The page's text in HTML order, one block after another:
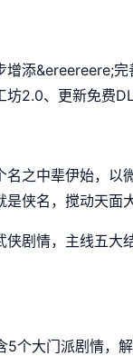
增添&ereereere;完
坊2.0、更新免费
名之中辈伊始，以
侠名，搅动天面大
剧情，主线五大
个大门派剧情，